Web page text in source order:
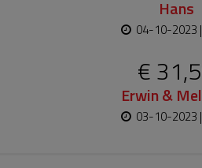
Hans
04-10-2023
€
Erwin &
03-10-2023